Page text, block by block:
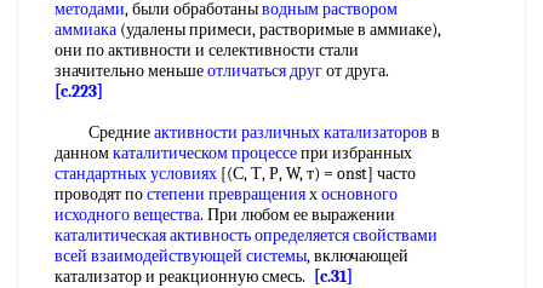
методами, были обработаныводным раствором
аммиака (удалены примеси, растворимые в аммиаке),
они по активности и селективности стали
значительно меньшеотличаться другот друга.
[c.223]
Средниеактивности различных катализаторов в
данномкаталитическом процессепри избранных
стандартных условиях [(С, Т, Р, W, т) = onst] часто
проводят постепени превращенияхосновного
исходного вещества. При любом ее выражении
каталитическая активностьопределяется свойствами
всей взаимодействующей системы, включающей
катализатор и реакционную смесь.
[c.31]